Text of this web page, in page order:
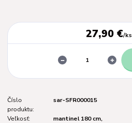
27,90 €/ks
Číslo
produktu:
sar-SFR000015
Veľkosť:
mantinel 180 cm,